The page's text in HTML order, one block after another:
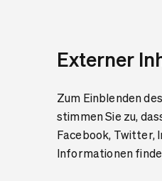
Externer
Zum Einblenden des
stimmen Sie zu,
Facebook, Twitter,
Informationen